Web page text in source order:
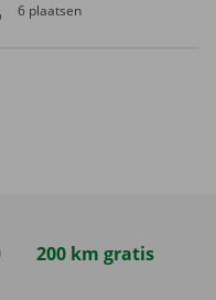
6 plaatsen
200 km gratis